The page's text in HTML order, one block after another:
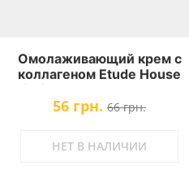
Омолаживающий крем с
коллагеном Etude House
Moistfull Collagen Cream MINI
56 грн. 66 грн.
НЕТ В НАЛИЧИИ